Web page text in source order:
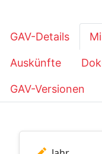
GAV-Details
Auskünfte
GAV-Versionen